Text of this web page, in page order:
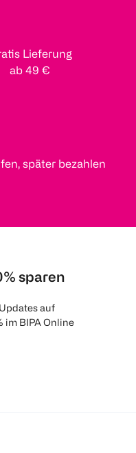
Lieferung
ab 49 €
später bezahlen
sparen
auf
im BIPA Online